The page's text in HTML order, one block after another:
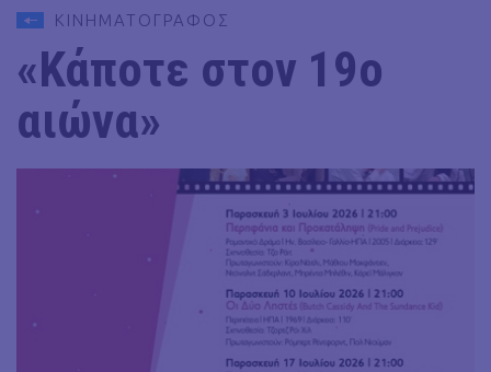
ΚΙΝΗΜΑΤΟΓΡΑΦΟΣ
«Κάποτε στον 19ο
αιώνα»